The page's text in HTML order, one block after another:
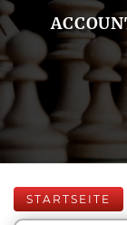
STARTSEITE